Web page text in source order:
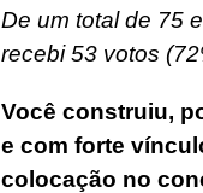
De um total de 75
recebi 53 votos
Você construiu,
e com forte
colocação no